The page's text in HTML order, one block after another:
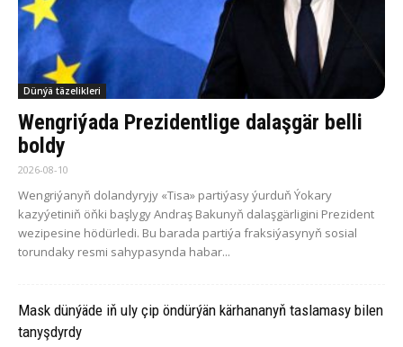
Dünýä täzelikleri
Wengriýada Prezidentlige dalaşgär belli
boldy
2026-08-10
Wengriýanyň dolandyryjy «Tisa» partiýasy ýurduň Ýokary
kazyýetiniň öňki başlygy Andraş Bakunyň dalaşgärligini Prezident
wezipesine hödürledi. Bu barada partiýa fraksiýasynyň sosial
torundaky resmi sahypasynda habar...
Mask dünýäde iň uly çip öndürýän kärhananyň taslamasy bilen
tanyşdyrdy